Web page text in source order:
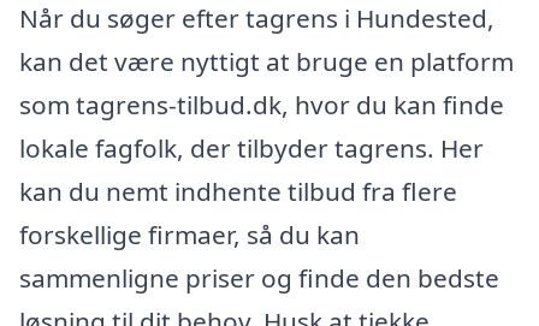
Når du søger efter tagrens i Hundested,
kan det være nyttigt at bruge en platform
som tagrens-tilbud.dk, hvor du kan finde
lokale fagfolk, der tilbyder tagrens. Her
kan du nemt indhente tilbud fra flere
forskellige firmaer, så du kan
sammenligne priser og finde den bedste